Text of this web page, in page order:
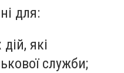
для:
які
служби;